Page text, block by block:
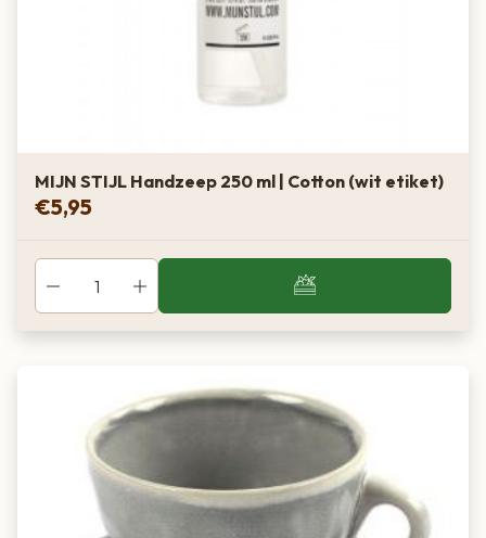
MIJN STIJL Handzeep 250 ml | Cotton (wit etiket)
€5,95